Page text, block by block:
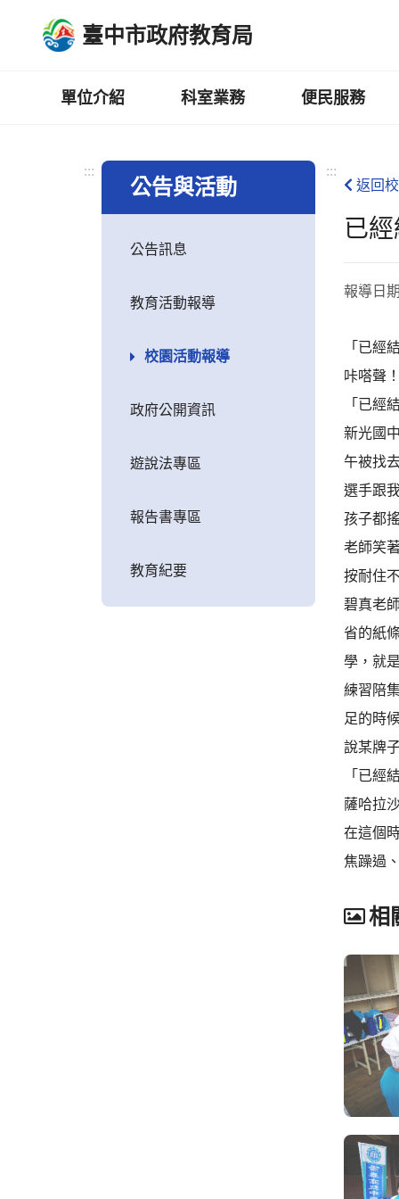
臺中市政府教育局
單位介紹 科室業務 便民服務
:::
公告與活動
公告訊息
教育活動報導
校園活動報導
政府公開資訊
遊說法專區
報告書專區
教育紀要
:::
返回
已
報導日
「已經
咔嗒聲
「已經
新光國
午被找
選手跟
孩子都
老師笑
按耐住
碧真老
省的紙
學，就
練習陪
足的時
說某牌
「已經
薩哈拉
在這個
焦躁過
相